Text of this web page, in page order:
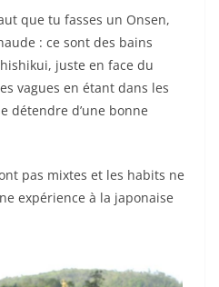
que tu fasses un Onsen,
: ce sont des bains
juste en face du
vagues en étant dans les
détendre d’une bonne
pas mixtes et les habits ne
expérience à la japonaise